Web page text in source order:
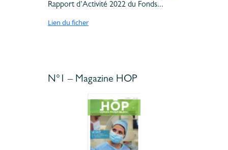
Rapport d’Activité 2022 du Fonds...
Lien du ficher
N°1 – Magazine HOP